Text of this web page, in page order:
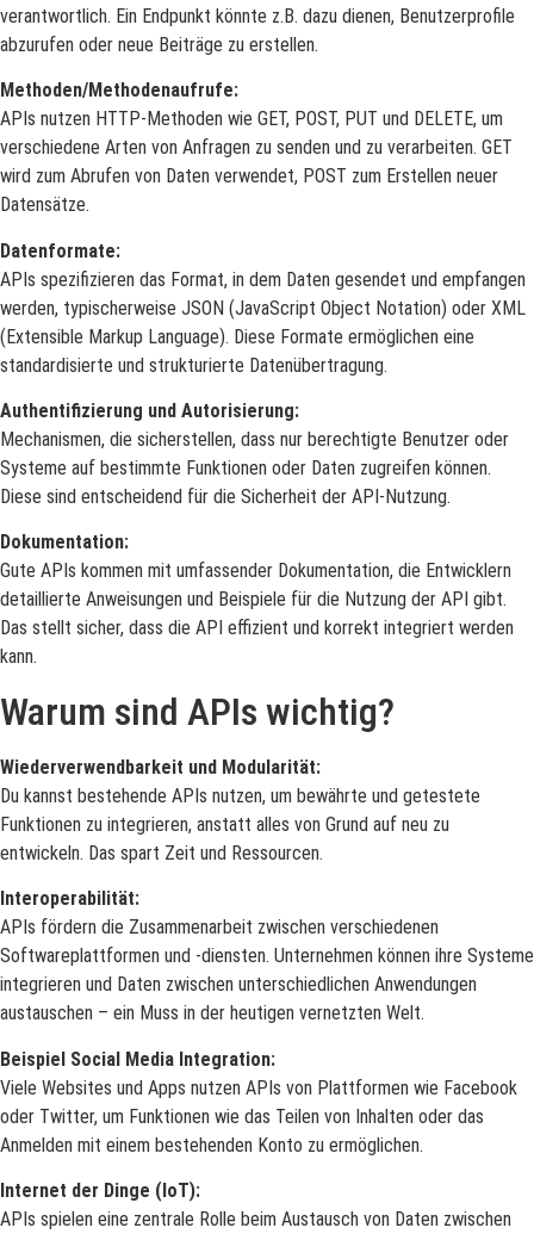
verantwortlich. Ein Endpunkt könnte z.B. dazu dienen, Benutzerprofile
abzurufen oder neue Beiträge zu erstellen.
Methoden/Methodenaufrufe:
APIs nutzen HTTP-Methoden wie GET, POST, PUT und DELETE, um
verschiedene Arten von Anfragen zu senden und zu verarbeiten. GET
wird zum Abrufen von Daten verwendet, POST zum Erstellen neuer
Datensätze.
Datenformate:
APIs spezifizieren das Format, in dem Daten gesendet und empfangen
werden, typischerweise JSON (JavaScript Object Notation) oder XML
(Extensible Markup Language). Diese Formate ermöglichen eine
standardisierte und strukturierte Datenübertragung.
Authentifizierung und Autorisierung:
Mechanismen, die sicherstellen, dass nur berechtigte Benutzer oder
Systeme auf bestimmte Funktionen oder Daten zugreifen können.
Diese sind entscheidend für die Sicherheit der API-Nutzung.
Dokumentation:
Gute APIs kommen mit umfassender Dokumentation, die Entwicklern
detaillierte Anweisungen und Beispiele für die Nutzung der API gibt.
Das stellt sicher, dass die API effizient und korrekt integriert werden
kann.
Warum sind APIs wichtig?
Wiederverwendbarkeit und Modularität:
Du kannst bestehende APIs nutzen, um bewährte und getestete
Funktionen zu integrieren, anstatt alles von Grund auf neu zu
entwickeln. Das spart Zeit und Ressourcen.
Interoperabilität:
APIs fördern die Zusammenarbeit zwischen verschiedenen
Softwareplattformen und -diensten. Unternehmen können ihre Systeme
integrieren und Daten zwischen unterschiedlichen Anwendungen
austauschen – ein Muss in der heutigen vernetzten Welt.
Beispiel Social Media Integration:
Viele Websites und Apps nutzen APIs von Plattformen wie Facebook
oder Twitter, um Funktionen wie das Teilen von Inhalten oder das
Anmelden mit einem bestehenden Konto zu ermöglichen.
Internet der Dinge (IoT):
APIs spielen eine zentrale Rolle beim Austausch von Daten zwischen